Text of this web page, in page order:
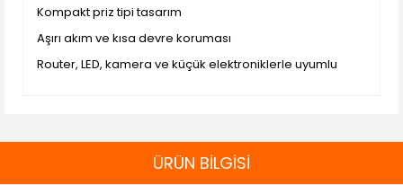
Kompakt priz tipi tasarım
Aşırı akım ve kısa devre koruması
Router, LED, kamera ve küçük elektroniklerle uyumlu
ÜRÜN BİLGİSİ